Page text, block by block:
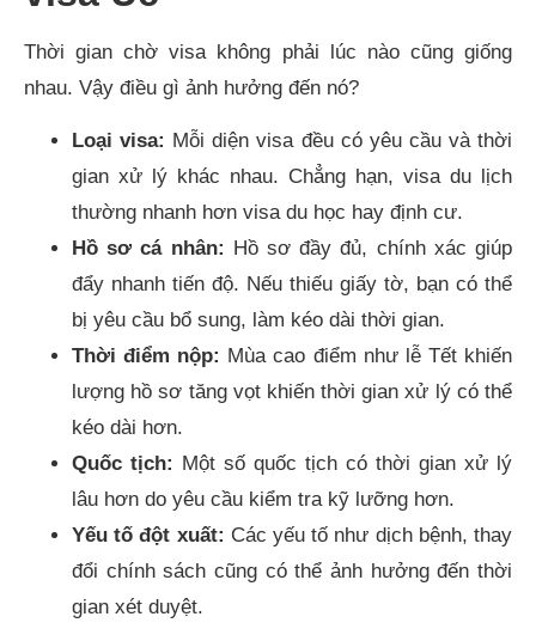
Thời gian chờ visa không phải lúc nào cũng giống
nhau. Vậy điều gì ảnh hưởng đến nó?
Loại visa: Mỗi diện visa đều có yêu cầu và thời
gian xử lý khác nhau. Chẳng hạn, visa du lịch
thường nhanh hơn visa du học hay định cư.
Hồ sơ cá nhân: Hồ sơ đầy đủ, chính xác giúp
đẩy nhanh tiến độ. Nếu thiếu giấy tờ, bạn có thể
bị yêu cầu bổ sung, làm kéo dài thời gian.
Thời điểm nộp: Mùa cao điểm như lễ Tết khiến
lượng hồ sơ tăng vọt khiến thời gian xử lý có thể
kéo dài hơn.
Quốc tịch: Một số quốc tịch có thời gian xử lý
lâu hơn do yêu cầu kiểm tra kỹ lưỡng hơn.
Yếu tố đột xuất: Các yếu tố như dịch bệnh, thay
đổi chính sách cũng có thể ảnh hưởng đến thời
gian xét duyệt.